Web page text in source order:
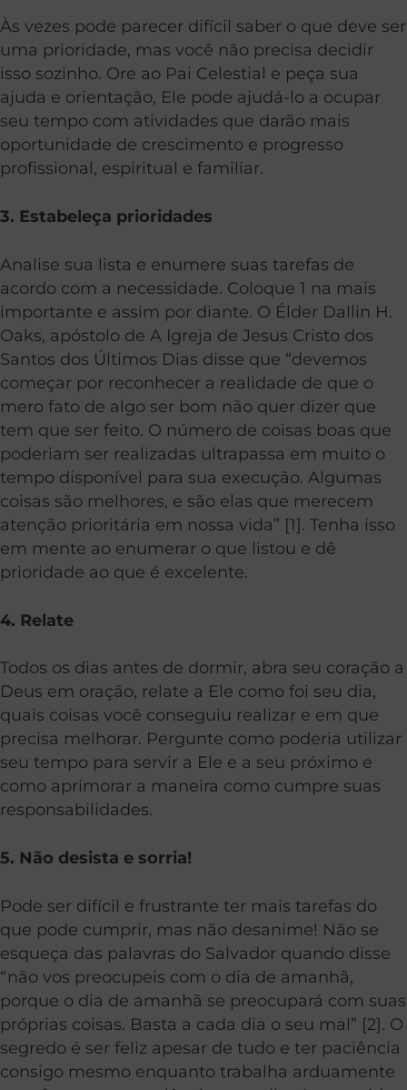
Às vezes pode parecer difícil saber o que deve ser
uma prioridade, mas você não precisa decidir
isso sozinho. Ore ao Pai Celestial e peça sua
ajuda e orientação, Ele pode ajudá-lo a ocupar
seu tempo com atividades que darão mais
oportunidade de crescimento e progresso
profissional, espiritual e familiar.
3. Estabeleça prioridades
Analise sua lista e enumere suas tarefas de
acordo com a necessidade. Coloque 1 na mais
importante e assim por diante. O Élder Dallin H.
Oaks, apóstolo de A Igreja de Jesus Cristo dos
Santos dos Últimos Dias disse que “devemos
começar por reconhecer a realidade de que o
mero fato de algo ser bom não quer dizer que
tem que ser feito. O número de coisas boas que
poderiam ser realizadas ultrapassa em muito o
tempo disponível para sua execução. Algumas
coisas são melhores, e são elas que merecem
atenção prioritária em nossa vida” [1]. Tenha isso
em mente ao enumerar o que listou e dê
prioridade ao que é excelente.
4. Relate
Todos os dias antes de dormir, abra seu coração a
Deus em oração, relate a Ele como foi seu dia,
quais coisas você conseguiu realizar e em que
precisa melhorar. Pergunte como poderia utilizar
seu tempo para servir a Ele e a seu próximo e
como aprimorar a maneira como cumpre suas
responsabilidades.
5. Não desista e sorria!
Pode ser difícil e frustrante ter mais tarefas do
que pode cumprir, mas não desanime! Não se
esqueça das palavras do Salvador quando disse
“não vos preocupeis com o dia de amanhã,
porque o dia de amanhã se preocupará com suas
próprias coisas. Basta a cada dia o seu mal” [2]. O
segredo é ser feliz apesar de tudo e ter paciência
consigo mesmo enquanto trabalha arduamente